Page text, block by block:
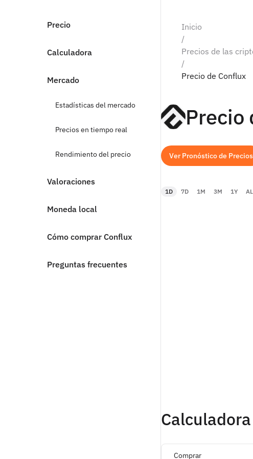
Precio
Calculadora
Mercado
Estadísticas del mercado
Precios en tiempo real
Rendimiento del precio
Valoraciones
Moneda local
Cómo comprar Conflux
Preguntas frecuentes
Inicio
/
Precios de las
/
Precio de Conflux
Precio
Ver Pronóstico de Precios
1D 7D 1M 3M 1Y
Comprar